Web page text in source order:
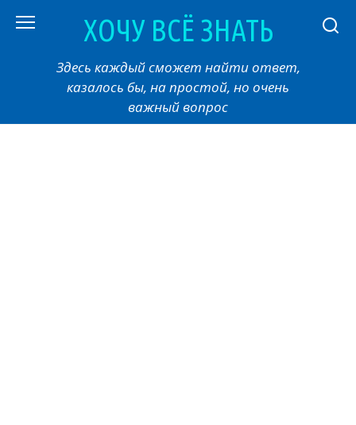
ХОЧУ ВСЁ ЗНАТЬ
Здесь каждый сможет найти ответ,
казалось бы, на простой, но очень
важный вопрос